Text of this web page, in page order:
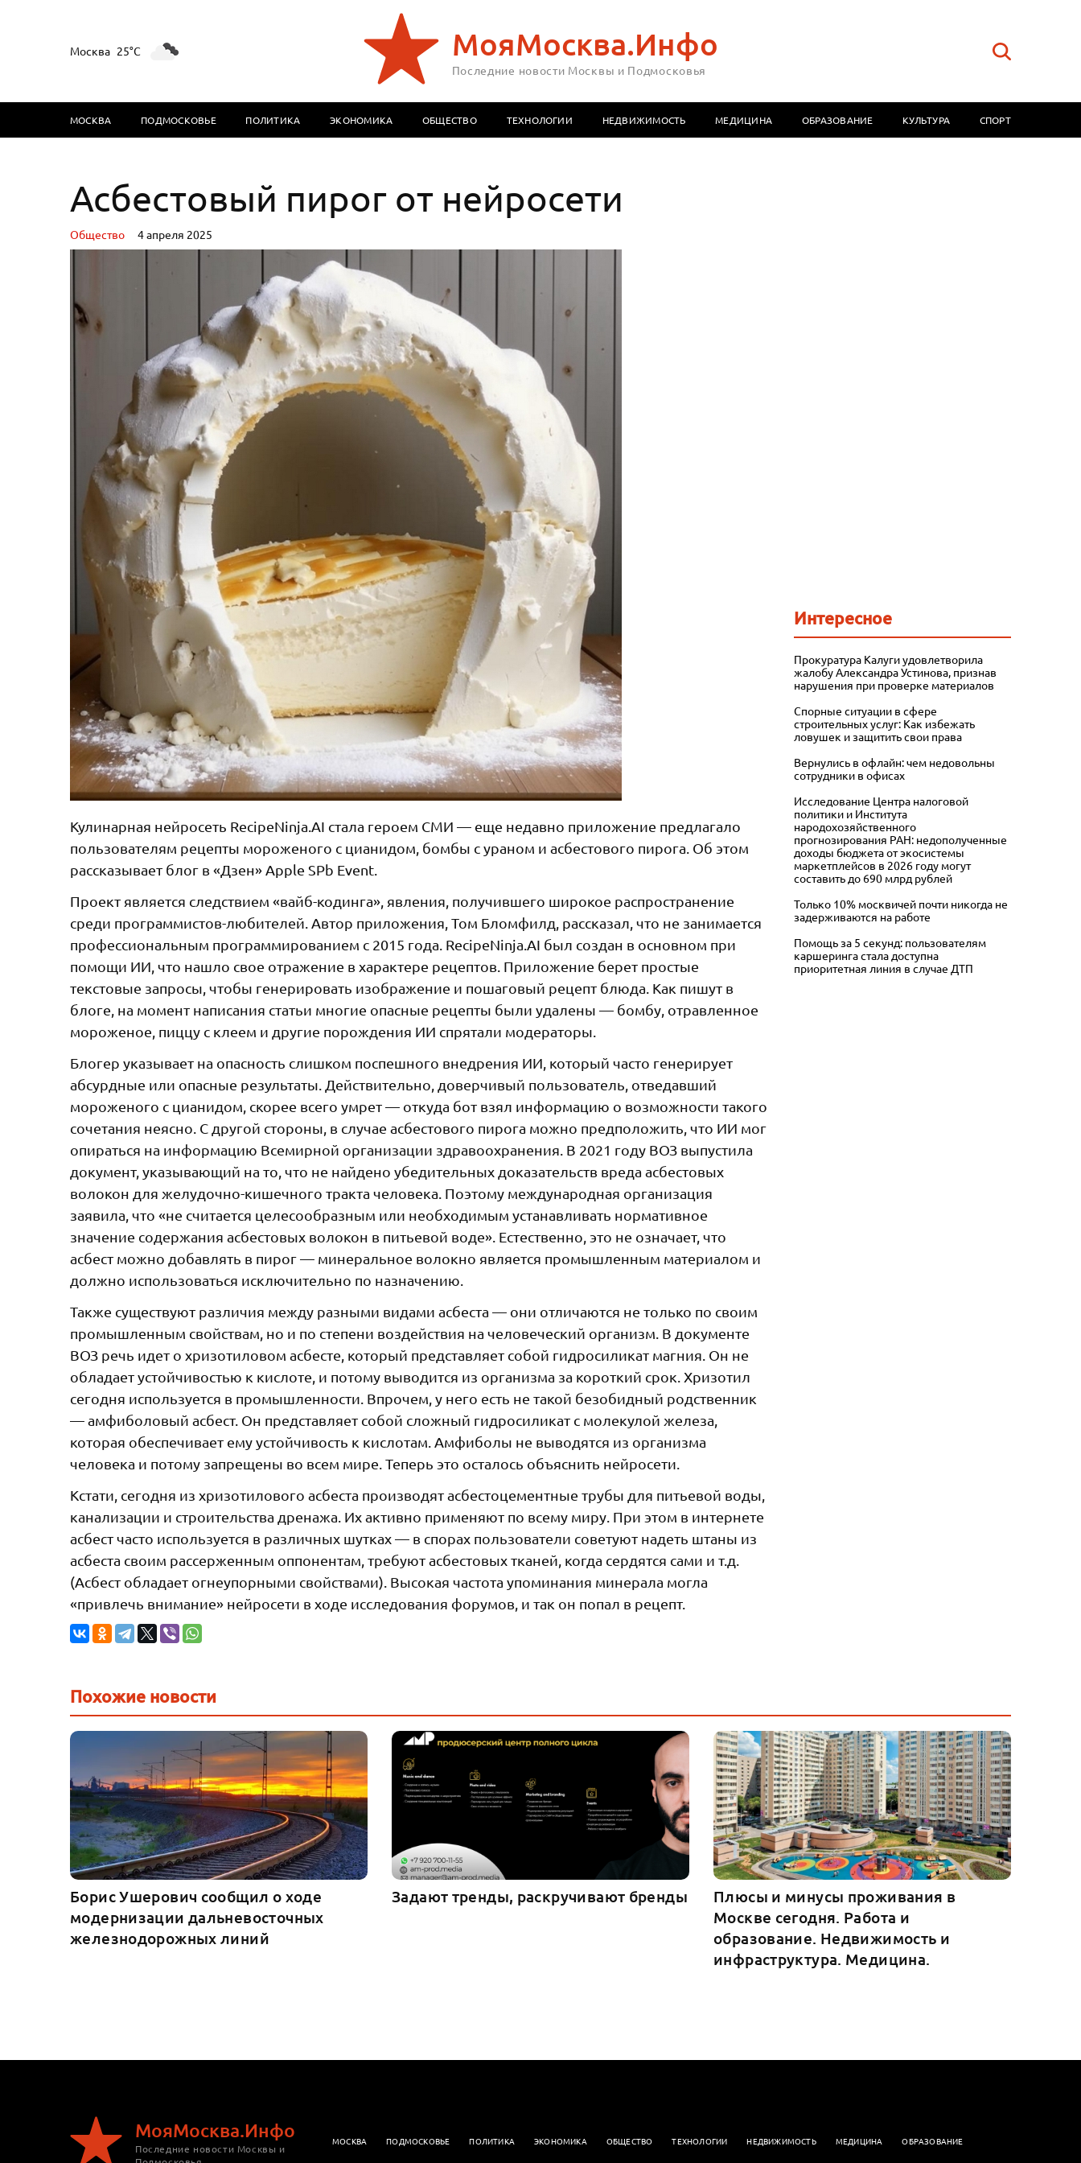
Москва 25°C МояМосква.Инфо
Последние новости Москвы и Подмосковья
МОСКВА ПОДМОСКОВЬЕ ПОЛИТИКА ЭКОНОМИКА ОБЩЕСТВО ТЕХНОЛОГИИ НЕДВИЖИМОСТЬ МЕДИЦИНА ОБРАЗОВАНИЕ КУЛЬТУРА СПОРТ
Асбестовый пирог от нейросети
Oбщество 4 апреля 2025
Кулинарная нейросеть RecipeNinja.AI стала героем СМИ — еще недавно приложение предлагало
пользователям рецепты мороженого с цианидом, бомбы с ураном и асбестового пирога. Об этом
рассказывает блог в «Дзен» Apple SPb Event.
Проект является следствием «вайб-кодинга», явления, получившего широкое распространение
среди программистов-любителей. Автор приложения, Том Бломфилд, рассказал, что не занимается
профессиональным программированием с 2015 года. RecipeNinja.AI был создан в основном при
помощи ИИ, что нашло свое отражение в характере рецептов. Приложение берет простые
текстовые запросы, чтобы генерировать изображение и пошаговый рецепт блюда. Как пишут в
блоге, на момент написания статьи многие опасные рецепты были удалены — бомбу, отравленное
мороженое, пиццу с клеем и другие порождения ИИ спрятали модераторы.
Блогер указывает на опасность слишком поспешного внедрения ИИ, который часто генерирует
абсурдные или опасные результаты. Действительно, доверчивый пользователь, отведавший
мороженого с цианидом, скорее всего умрет — откуда бот взял информацию о возможности такого
сочетания неясно. С другой стороны, в случае асбестового пирога можно предположить, что ИИ мог
опираться на информацию Всемирной организации здравоохранения. В 2021 году ВОЗ выпустила
документ, указывающий на то, что не найдено убедительных доказательств вреда асбестовых
волокон для желудочно-кишечного тракта человека. Поэтому международная организация
заявила, что «не считается целесообразным или необходимым устанавливать нормативное
значение содержания асбестовых волокон в питьевой воде». Естественно, это не означает, что
асбест можно добавлять в пирог — минеральное волокно является промышленным материалом и
должно использоваться исключительно по назначению.
Также существуют различия между разными видами асбеста — они отличаются не только по своим
промышленным свойствам, но и по степени воздействия на человеческий организм. В документе
ВОЗ речь идет о хризотиловом асбесте, который представляет собой гидросиликат магния. Он не
обладает устойчивостью к кислоте, и потому выводится из организма за короткий срок. Хризотил
сегодня используется в промышленности. Впрочем, у него есть не такой безобидный родственник
— амфиболовый асбест. Он представляет собой сложный гидросиликат с молекулой железа,
которая обеспечивает ему устойчивость к кислотам. Амфиболы не выводятся из организма
человека и потому запрещены во всем мире. Теперь это осталось объяснить нейросети.
Кстати, сегодня из хризотилового асбеста производят асбестоцементные трубы для питьевой воды,
канализации и строительства дренажа. Их активно применяют по всему миру. При этом в интернете
асбест часто используется в различных шутках — в спорах пользователи советуют надеть штаны из
асбеста своим рассерженным оппонентам, требуют асбестовых тканей, когда сердятся сами и т.д.
(Асбест обладает огнеупорными свойствами). Высокая частота упоминания минерала могла
«привлечь внимание» нейросети в ходе исследования форумов, и так он попал в рецепт.
Интересное
Прокуратура Калуги удовлетворила
жалобу Александра Устинова, признав
нарушения при проверке материалов
Спорные ситуации в сфере
строительных услуг: Как избежать
ловушек и защитить свои права
Вернулись в офлайн: чем недовольны
сотрудники в офисах
Исследование Центра налоговой
политики и Института
народохозяйственного
прогнозирования РАН: недополученные
доходы бюджета от экосистемы
маркетплейсов в 2026 году могут
составить до 690 млрд рублей
Только 10% москвичей почти никогда не
задерживаются на работе
Помощь за 5 секунд: пользователям
каршеринга стала доступна
приоритетная линия в случае ДТП
Похожие новости
Борис Ушерович сообщил о ходе
модернизации дальневосточных
железнодорожных линий
Задают тренды, раскручивают бренды
Плюсы и минусы проживания в
Москве сегодня. Работа и
образование. Недвижимость и
инфраструктура. Медицина.
МояМосква.Инфо
Последние новости Москвы и
МОСКВА ПОДМОСКОВЬЕ ПОЛИТИКА ЭКОНОМИКА OБЩЕСТВО ТЕХНОЛОГИИ НЕДВИЖИМОСТЬ МЕДИЦИНА
ОБРАЗОВАНИЕ